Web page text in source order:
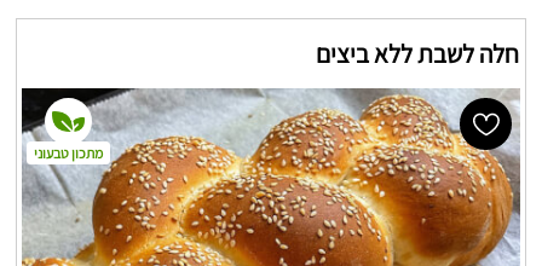
חלה לשבת ללא ביצים
מתכון טבעוני